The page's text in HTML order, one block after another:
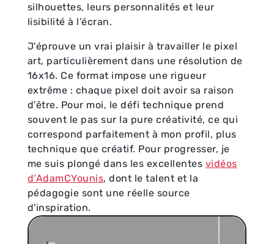
silhouettes, leurs personnalités et leur
lisibilité à l’écran.
J'éprouve un vrai plaisir à travailler le pixel
art, particulièrement dans une résolution de
16x16. Ce format impose une rigueur
extrême : chaque pixel doit avoir sa raison
d'être. Pour moi, le défi technique prend
souvent le pas sur la pure créativité, ce qui
correspond parfaitement à mon profil, plus
technique que créatif. Pour progresser, je
me suis plongé dans les excellentes vidéos
d’AdamCYounis, dont le talent et la
pédagogie sont une réelle source
d'inspiration.